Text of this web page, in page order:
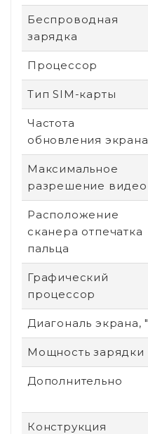
Беспроводная
зарядка
Процессор
Тип SIM-карты
Частота
обновления экрана
Максимальное
разрешение видео
Расположение
сканера отпечатка
пальца
Графический
процессор
Диагональ экрана, "
Мощность зарядки
Дополнительно
Конструкция